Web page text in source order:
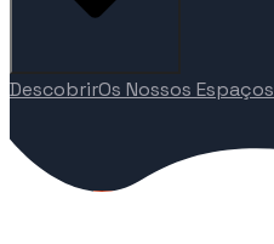
DescobrirOs Nossos Espaços